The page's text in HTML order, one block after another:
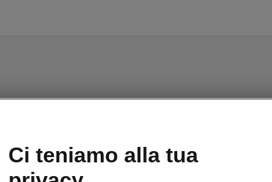
Ci teniamo alla tua